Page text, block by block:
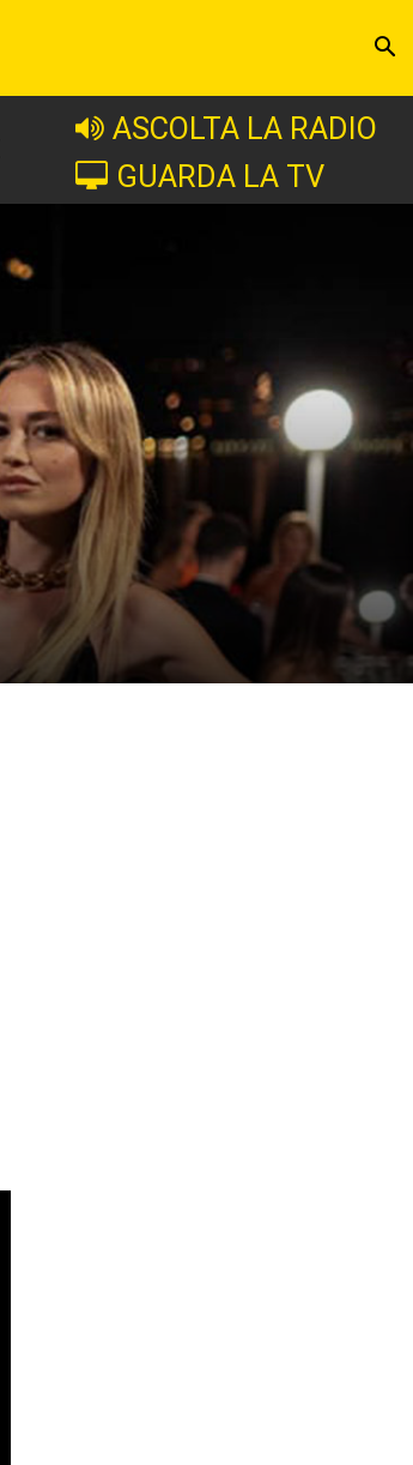
ASCOLTA LA RADIO
GUARDA LA TV